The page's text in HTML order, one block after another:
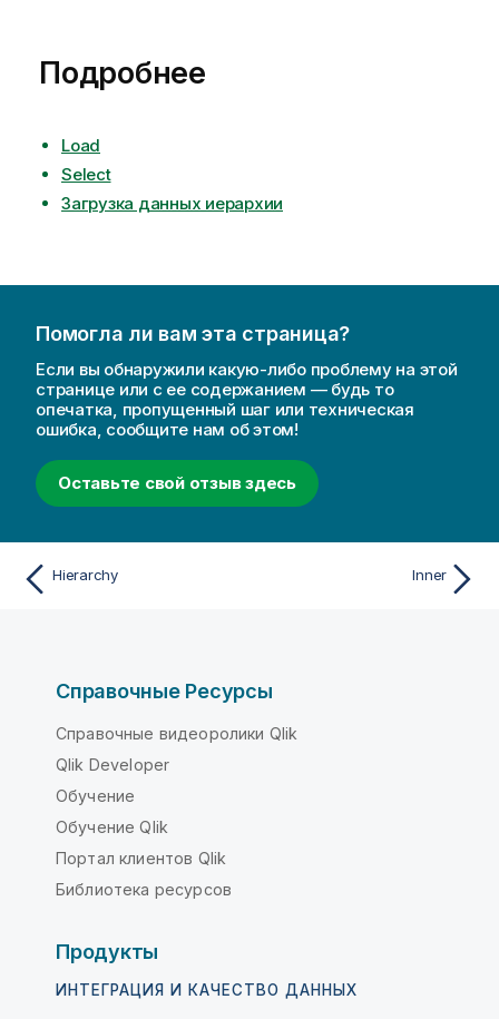
Подробнее
Load
Select
Загрузка данных иерархии
Помогла ли вам эта страница?
Если вы обнаружили какую-либо проблему на этой
странице или с ее содержанием — будь то
опечатка, пропущенный шаг или техническая
ошибка, сообщите нам об этом!
Оставьте свой отзыв здесь
Hierarchy Inner
Справочные Ресурсы
Справочные видеоролики Qlik
Qlik Developer
Обучение
Обучение Qlik
Портал клиентов Qlik
Библиотека ресурсов
Продукты
ИНТЕГРАЦИЯ И КАЧЕСТВО ДАННЫХ